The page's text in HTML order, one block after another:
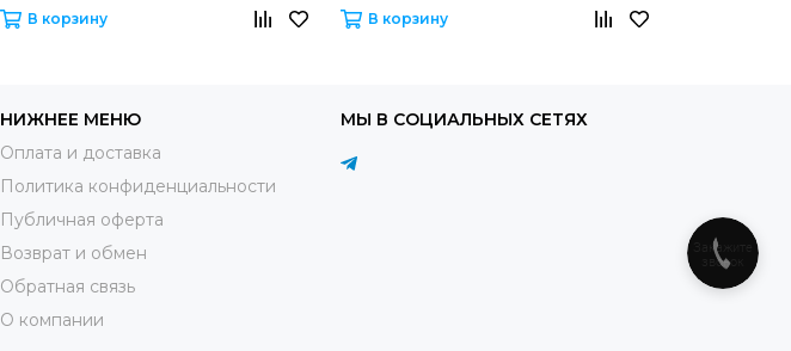
В корзину В корзину
НИЖНЕЕ МЕНЮ
Оплата и доставка
Политика конфиденциальности
Публичная оферта
Возврат и обмен
Обратная связь
О компании
МЫ В СОЦИАЛЬНЫХ СЕТЯХ
Закажите
звонок